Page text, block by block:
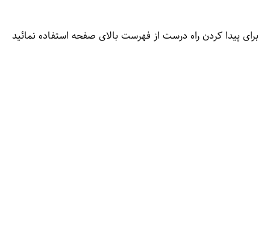
برای پیدا کردن راه درست از فهرست بالای صفحه استفاده نمائید